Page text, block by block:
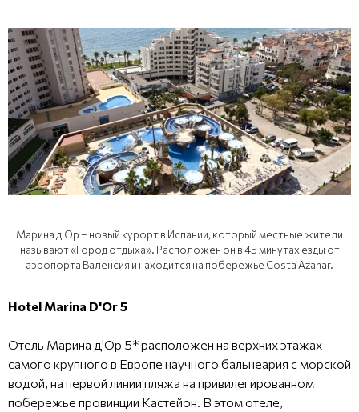
Марина д'Ор – новый курорт в Испании, который местные жители
называют «Город отдыха». Расположен он в 45 минутах езды от
аэропорта Валенсия и находится на побережье Costa Azahar.
Hotel Marina D'Or 5
Отель Марина д'Ор 5* расположен на верхних этажах
самого крупного в Европе научного бальнеария с морской
водой, на первой линии пляжа на привилегированном
побережье провинции Кастейон. В этом отеле,